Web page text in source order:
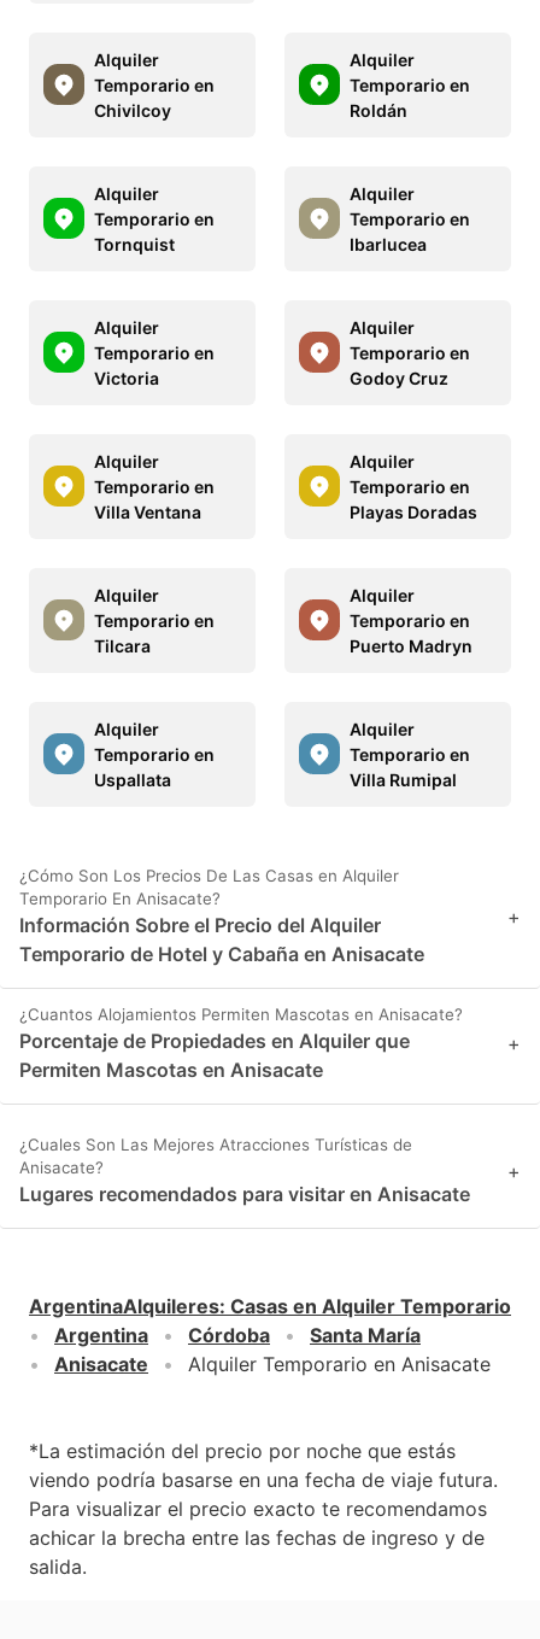
Alquiler
Temporario en
Chivilcoy
Alquiler
Temporario en
Roldán
Alquiler
Temporario en
Tornquist
Alquiler
Temporario en
Ibarlucea
Alquiler
Temporario en
Victoria
Alquiler
Temporario en
Godoy Cruz
Alquiler
Temporario en
Villa Ventana
Alquiler
Temporario en
Playas Doradas
Alquiler
Temporario en
Tilcara
Alquiler
Temporario en
Puerto Madryn
Alquiler
Temporario en
Uspallata
Alquiler
Temporario en
Villa Rumipal
¿Cómo Son Los Precios De Las Casas en Alquiler
Temporario En Anisacate?
Información Sobre el Precio del Alquiler
Temporario de Hotel y Cabaña en Anisacate
+
¿Cuantos Alojamientos Permiten Mascotas en Anisacate?
Porcentaje de Propiedades en Alquiler que
Permiten Mascotas en Anisacate
+
¿Cuales Son Las Mejores Atracciones Turísticas de
Anisacate?
Lugares recomendados para visitar en Anisacate
+
ArgentinaAlquileres: Casas en Alquiler Temporario
Argentina
Córdoba
Santa María
Anisacate
Alquiler Temporario en Anisacate
*La estimación del precio por noche que estás
viendo podría basarse en una fecha de viaje futura.
Para visualizar el precio exacto te recomendamos
achicar la brecha entre las fechas de ingreso y de
salida.